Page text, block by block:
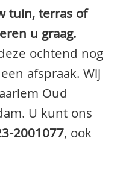
tuin, terras of
u graag.
ochtend nog
afspraak. Wij
Oud
U kunt ons
2001077, ook